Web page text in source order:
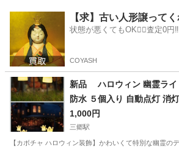
東京駅 家庭用品
【求】古い人形譲って
状態が悪くてもOK🙆‍♀️査定0円‼️
COYASH
新品 ハロウィン 幽霊ライ
防水 ５個入り 自動点灯 消灯
1,000円
三郷駅
【カボチャ ハロウィン装飾】かわいくて特別な幽霊